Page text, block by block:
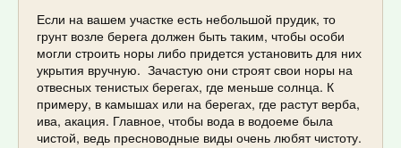
Если на вашем участке есть небольшой прудик, то
грунт возле берега должен быть таким, чтобы особи
могли строить норы либо придется установить для них
укрытия вручную. Зачастую они строят свои норы на
отвесных тенистых берегах, где меньше солнца. К
примеру, в камышах или на берегах, где растут верба,
ива, акация. Главное, чтобы вода в водоеме была
чистой, ведь пресноводные виды очень любят чистоту.